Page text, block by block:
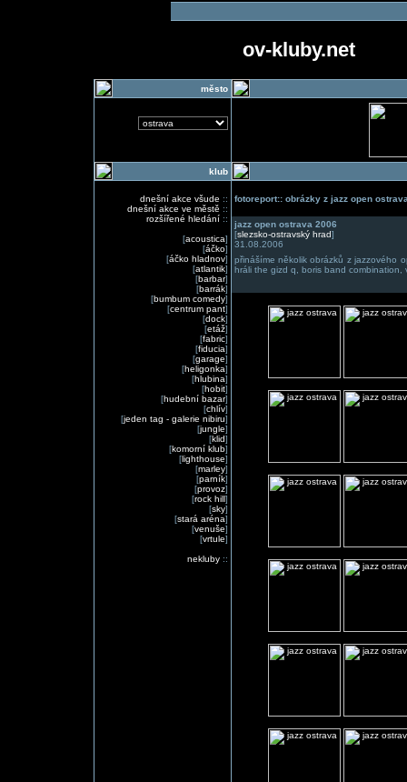
ov-kluby.net
město
klub
dnešní akce všude ::
dnešní akce ve městě ::
rozšířené hledání::
[acoustica]
[áčko]
[áčko hladnov]
[atlantik]
[barbar]
[barrák]
[bumbum comedy]
[centrum pant]
[dock]
[etáž]
[fabric]
[fiducia]
[garage]
[heligonka]
[hlubina]
[hobit]
[hudební bazar]
[chlív]
[jeden tag - galerie nibiru]
[jungle]
[klid]
[komorní klub]
[lighthouse]
[marley]
[parník]
[provoz]
[rock hill]
[sky]
[stará aréna]
[venuše]
[vrtule]
nekluby::
fotoreport:: obrázky z jazz open
jazz open ostrava 2006
[slezsko-ostravský hrad]
31.08.2006
přinášíme několik obrázků z jazzového
hráli the gizd q, boris band